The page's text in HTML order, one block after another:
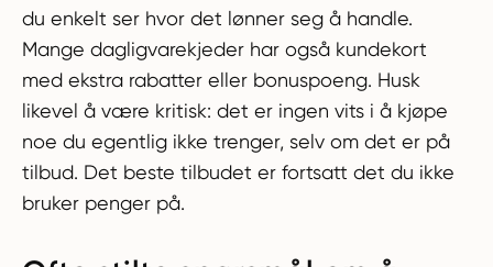
du enkelt ser hvor det lønner seg å handle.
Mange dagligvarekjeder har også kundekort
med ekstra rabatter eller bonuspoeng. Husk
likevel å være kritisk: det er ingen vits i å kjøpe
noe du egentlig ikke trenger, selv om det er på
tilbud. Det beste tilbudet er fortsatt det du ikke
bruker penger på.